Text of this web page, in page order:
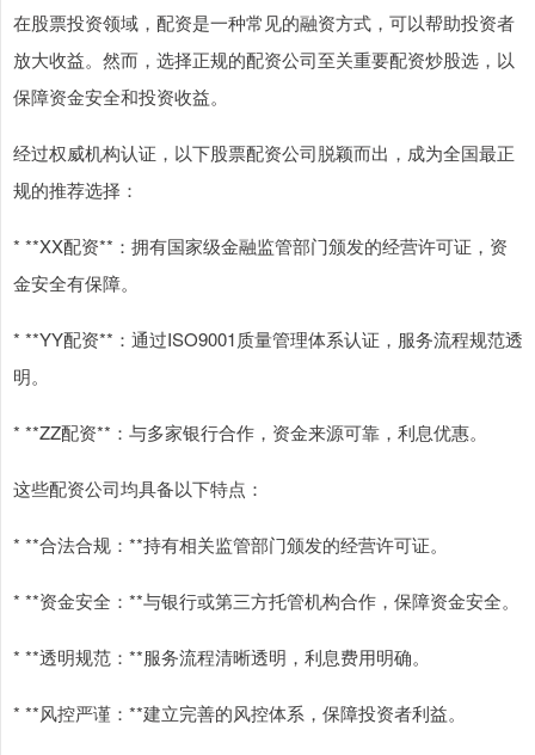
在股票投资领域，配资是一种常见的融资方式，可以帮助投资者
放大收益。然而，选择正规的配资公司至关重要配资炒股选，以
保障资金安全和投资收益。
经过权威机构认证，以下股票配资公司脱颖而出，成为全国最正
规的推荐选择：
* **XX配资**：拥有国家级金融监管部门颁发的经营许可证，资
金安全有保障。
* **YY配资**：通过ISO9001质量管理体系认证，服务流程规范透
明。
* **ZZ配资**：与多家银行合作，资金来源可靠，利息优惠。
这些配资公司均具备以下特点：
* **合法合规：**持有相关监管部门颁发的经营许可证。
* **资金安全：**与银行或第三方托管机构合作，保障资金安全。
* **透明规范：**服务流程清晰透明，利息费用明确。
* **风控严谨：**建立完善的风控体系，保障投资者利益。